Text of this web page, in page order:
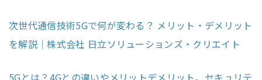
次世代通信技術5Gで何が変わる？ メリット・デメリット
を解説｜株式会社 日立ソリューションズ・クリエイト
5Gとは？4Gとの違いやメリットデメリット、セキュリテ